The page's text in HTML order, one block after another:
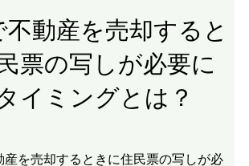
不動産を売却すると
票の写しが必要に
イミングとは？